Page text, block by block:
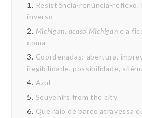
1. Resistência-renúncia-reflexo.
inverso
2. Michigan, acaso Michigan e a
coma
3. Coordenadas: abertura,
ilegibilidade, possibilidade,
4. Azul
5. Souvenirs from the city
6. Que raio de barco atravessa